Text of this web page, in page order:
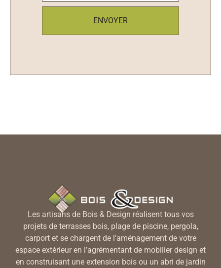
ENVOYER
Les artisans de Bois & Design réalisent tous vos
projets de terrasses bois, plage de piscine, pergola,
carport et se chargent de l’aménagement de votre
espace extérieur en l’agrémentant de mobilier design et
en construisant une extension bois ou un abri de jardin